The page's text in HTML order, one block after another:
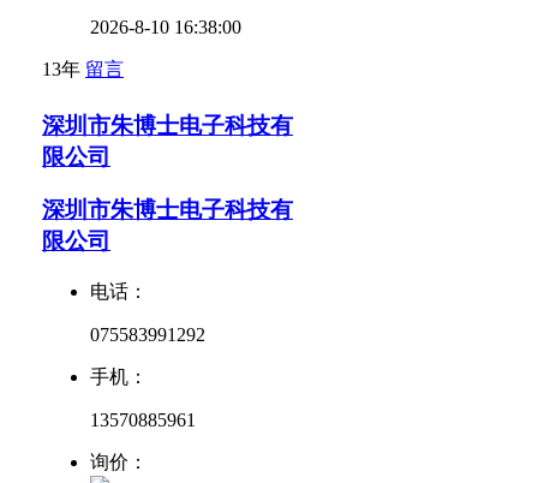
2026-8-10 16:38:00
13年 留言
深圳市朱博士电子科技有
限公司
深圳市朱博士电子科技有
限公司
电话：
075583991292
手机：
13570885961
询价：